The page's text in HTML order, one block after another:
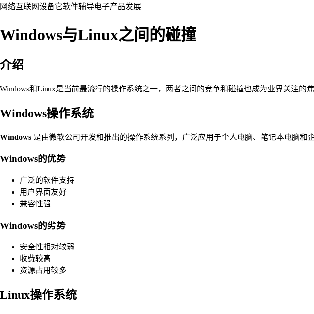
网络互联网设备它软件辅导电子产品发展
Windows与Linux之间的碰撞
介绍
Windows和Linux是当前最流行的操作系统之一，两者之间的竞争和碰撞也成为业界关注的焦
Windows操作系统
Windows 是由微软公司开发和推出的操作系统系列，广泛应用于个人电脑、笔记本电脑
Windows的优势
广泛的软件支持
用户界面友好
兼容性强
Windows的劣势
安全性相对较弱
收费较高
资源占用较多
Linux操作系统